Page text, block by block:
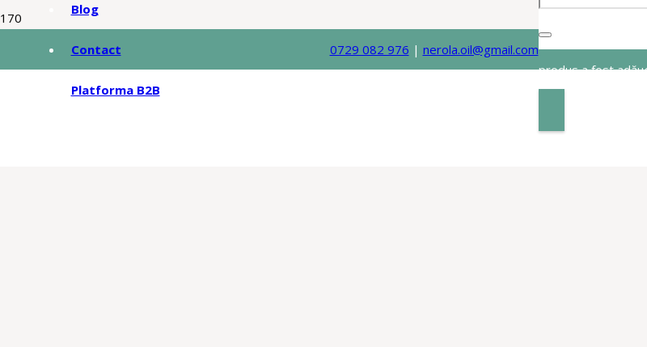
Blog
Contact
Platforma B2B
0729 082 976 | nerola.oil@gmail.com
produsa fost